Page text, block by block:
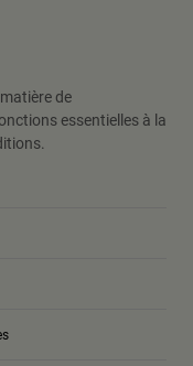
de
essentielles à la